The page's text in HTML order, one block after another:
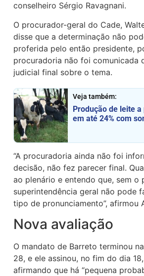
conselheiro Sérgio Ravagnani.
O procurador-geral do Cade,
disse que a determinação não
proferida pelo então presidente,
procuradoria não foi comunicada
judicial final sobre o tema.
Veja também:
Produção de leite
em até 24% com
“A procuradoria ainda não foi
decisão, não fez parecer final.
ao plenário e entendo que, sem o
superintendência geral não pode
tipo de pronunciamento”, afirmou
Nova avaliação
O mandato de Barreto terminou
28, e ele assinou, no fim do dia
afirmando que há “pequena